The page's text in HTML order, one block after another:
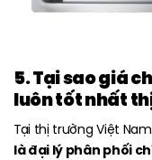
5. Tại sao giá
luôn tốt nhất
Tại thị trường Việt
là đại lý phân phối